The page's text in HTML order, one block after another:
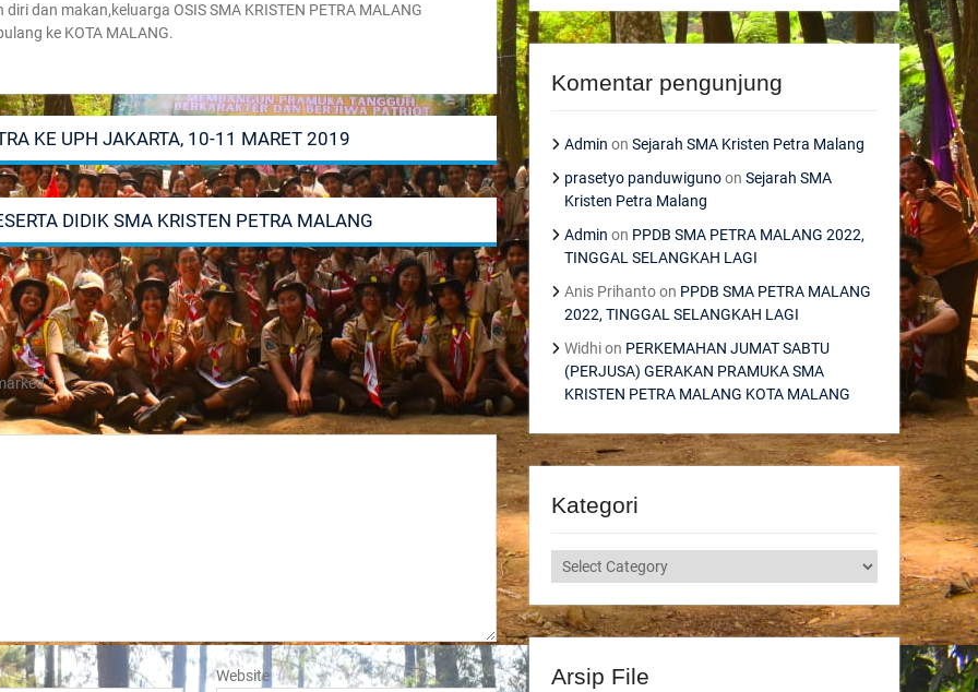
dan makan,keluarga OSIS SMA KRISTEN PETRA MALANG
ke KOTA MALANG.
KE UPH JAKARTA, 10-11 MARET 2019
DIDIK SMA KRISTEN PETRA MALANG
*
Website
Komentar pengunjung
Admin on Sejarah SMA Kristen Petra Malang
prasetyo panduwigunoon Sejarah SMA
Kristen Petra Malang
Admin on PPDB SMA PETRA MALANG 2022,
TINGGAL SELANGKAH LAGI
Anis Prihantoon PPDB SMA PETRA MALANG
2022, TINGGAL SELANGKAH LAGI
Widhion PERKEMAHAN JUMAT SABTU
(PERJUSA) GERAKAN PRAMUKA SMA
KRISTEN PETRA MALANG KOTA MALANG
Kategori
Kategori
Arsip File